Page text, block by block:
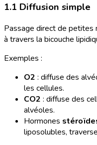
1.1 Diffusion simple
Passage direct de petites
à travers la bicouche
Exemples :
O2 : diffuse des
les cellules.
CO2 : diffuse des
alvéoles.
Hormones
liposolubles,